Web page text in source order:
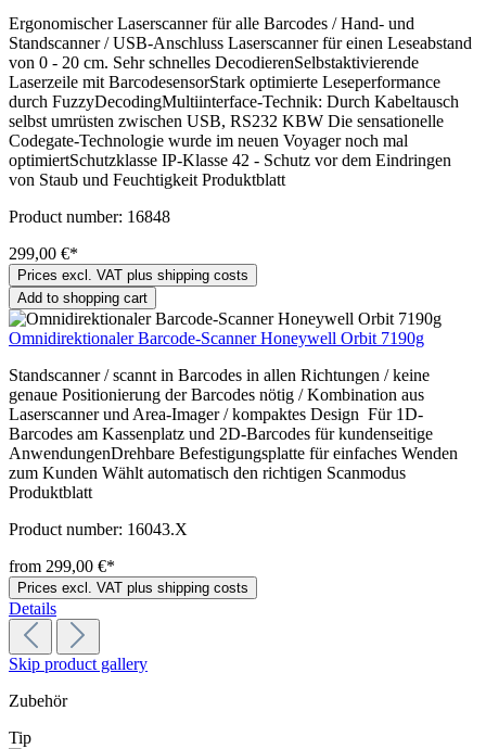
Ergonomischer Laserscanner für alle Barcodes / Hand- und
Standscanner / USB-Anschluss Laserscanner für einen Leseabstand
von 0 - 20 cm. Sehr schnelles DecodierenSelbstaktivierende
Laserzeile mit BarcodesensorStark optimierte Leseperformance
durch FuzzyDecodingMultiinterface-Technik: Durch Kabeltausch
selbst umrüsten zwischen USB, RS232 KBW Die sensationelle
Codegate-Technologie wurde im neuen Voyager noch mal
optimiertSchutzklasse IP-Klasse 42 - Schutz vor dem Eindringen
von Staub und Feuchtigkeit Produktblatt
Product number: 16848
299,00 €*
Prices excl. VAT plus shipping costs
Add to shopping cart
Omnidirektionaler Barcode-Scanner Honeywell Orbit 7190g
Standscanner / scannt in Barcodes in allen Richtungen / keine
genaue Positionierung der Barcodes nötig / Kombination aus
Laserscanner und Area-Imager / kompaktes Design Für 1D-
Barcodes am Kassenplatz und 2D-Barcodes für kundenseitige
AnwendungenDrehbare Befestigungsplatte für einfaches Wenden
zum Kunden Wählt automatisch den richtigen Scanmodus
Produktblatt
Product number: 16043.X
from 299,00 €*
Prices excl. VAT plus shipping costs
Details
Skip product gallery
Zubehör
Tip